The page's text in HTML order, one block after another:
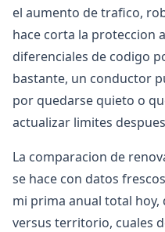
el aumento de trafico,
hace corta la proteccion
diferenciales de codigo
bastante, un conductor
por quedarse quieto o
actualizar limites
La comparacion de
se hace con datos
mi prima anual total
versus territorio, cuales